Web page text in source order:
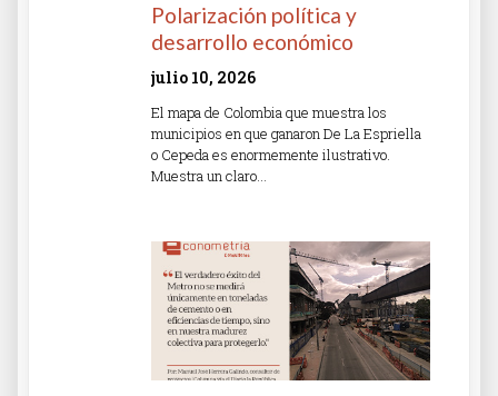
Polarización política y
desarrollo económico
julio 10, 2026
El mapa de Colombia que muestra los
municipios en que ganaron De La Espriella
o Cepeda es enormemente ilustrativo.
Muestra un claro…